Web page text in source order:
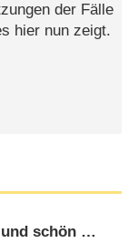
der Fälle
hier nun zeigt.
und schön …